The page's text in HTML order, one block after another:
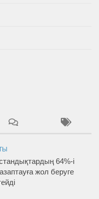
64%-і
жол беруге